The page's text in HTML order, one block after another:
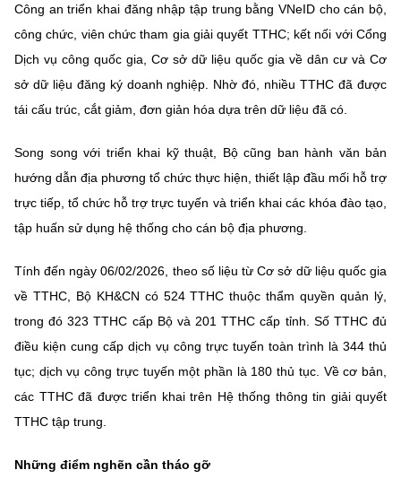
Công an triển khai đăng nhập tập trung bằng VNeID cho cán bộ,
công chức, viên chức tham gia giải quyết TTHC; kết nối với Cổng
Dịch vụ công quốc gia, Cơ sở dữ liệu quốc gia về dân cư và Cơ
sở dữ liệu đăng ký doanh nghiệp. Nhờ đó, nhiều TTHC đã được
tái cấu trúc, cắt giảm, đơn giản hóa dựa trên dữ liệu đã có.
Song song với triển khai kỹ thuật, Bộ cũng ban hành văn bản
hướng dẫn địa phương tổ chức thực hiện, thiết lập đầu mối hỗ trợ
trực tiếp, tổ chức hỗ trợ trực tuyến và triển khai các khóa đào tạo,
tập huấn sử dụng hệ thống cho cán bộ địa phương.
Tính đến ngày 06/02/2026, theo số liệu từ Cơ sở dữ liệu quốc gia
về TTHC, Bộ KH&CN có 524 TTHC thuộc thẩm quyền quản lý,
trong đó 323 TTHC cấp Bộ và 201 TTHC cấp tỉnh. Số TTHC đủ
điều kiện cung cấp dịch vụ công trực tuyến toàn trình là 344 thủ
tục; dịch vụ công trực tuyến một phần là 180 thủ tục. Về cơ bản,
các TTHC đã được triển khai trên Hệ thống thông tin giải quyết
TTHC tập trung.
Những điểm nghẽn cần tháo gỡ